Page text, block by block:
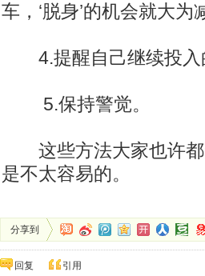
车，‘脱身’的机会就大为
4.提醒自己继续投入
5.保持警觉。
这些方法大家也许都
是不太容易的。
分享到
回复 引用